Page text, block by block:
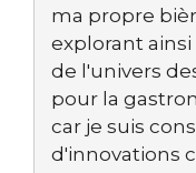
ma propre
explorant
de l'univers
pour la
car je suis
d'innovations